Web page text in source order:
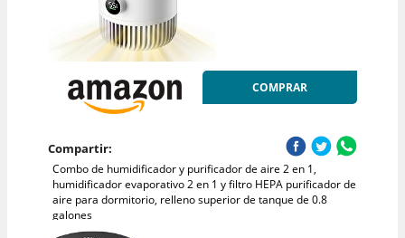
COMPRAR
Compartir:
Combo de humidificador y purificador de aire 2 en 1,
humidificador evaporativo 2 en 1 y filtro HEPA purificador de
aire para dormitorio, relleno superior de tanque de 0.8
galones